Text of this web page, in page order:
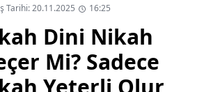
Tarihi: 20.11.2025
16:25
Dini Nikah
Mi? Sadece